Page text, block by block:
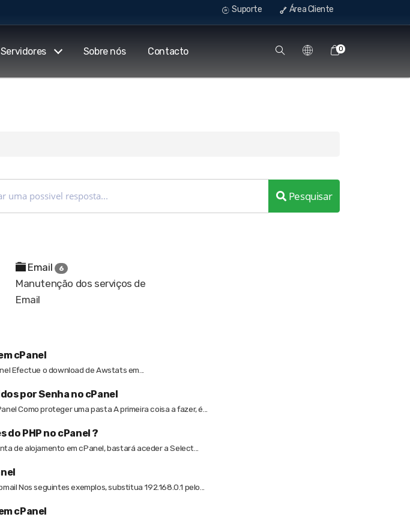
Suporte Área Cliente
Servidores Sobre nós Contacto 0
Pesquisar
Email 6
Manutenção dos serviços de
Email
cPanel
Efectue o download de Awstats em...
por Senha no cPanel
Como proteger uma pasta A primeira coisa a fazer, é...
PHP no cPanel ?
de alojamento em cPanel, bastará aceder a Select...
Nos seguintes exemplos, substitua 192.168.0.1 pelo...
cPanel